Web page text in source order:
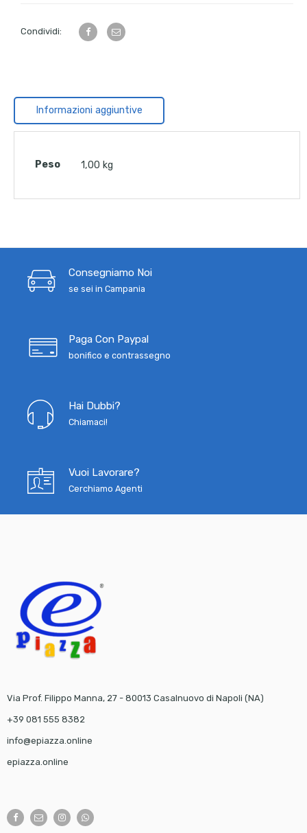
Condividi:
Informazioni aggiuntive
Peso 1,00 kg
Consegniamo Noi
se sei in Campania
Paga Con Paypal
bonifico e contrassegno
Hai Dubbi?
Chiamaci!
Vuoi Lavorare?
Cerchiamo Agenti
Via Prof. Filippo Manna, 27 - 80013 Casalnuovo di Napoli (NA)
+39 081 555 8382
info@epiazza.online
epiazza.online